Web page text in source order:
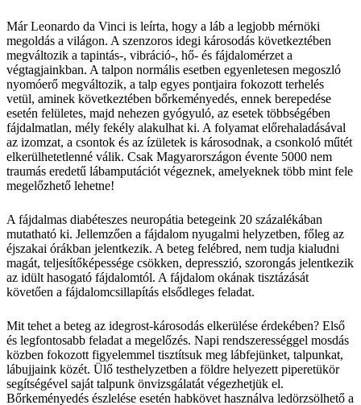
Már Leonardo da Vinci is leírta, hogy a láb a legjobb mérnöki
megoldás a világon. A szenzoros idegi károsodás következtében
megváltozik a tapintás-, vibráció-, hő- és fájdalomérzet a
végtagjainkban. A talpon normális esetben egyenletesen megoszló
nyomóerő megváltozik, a talp egyes pontjaira fokozott terhelés
vetül, aminek következtében bőrkeményedés, ennek berepedése
esetén felületes, majd nehezen gyógyuló, az esetek többségében
fájdalmatlan, mély fekély alakulhat ki. A folyamat előrehaladásával
az izomzat, a csontok és az ízületek is károsodnak, a csonkoló műtét
elkerülhetetlenné válik. Csak Magyarországon évente 5000 nem
traumás eredetű lábamputációt végeznek, amelyeknek több mint fele
megelőzhető lehetne!
A fájdalmas diabéteszes neuropátia betegeink 20 százalékában
mutatható ki. Jellemzően a fájdalom nyugalmi helyzetben, főleg az
éjszakai órákban jelentkezik. A beteg felébred, nem tudja kialudni
magát, teljesítőképessége csökken, depresszió, szorongás jelentkezik
az idült hasogató fájdalomtól. A fájdalom okának tisztázását
követően a fájdalomcsillapítás elsődleges feladat.
Mit tehet a beteg az idegrost-károsodás elkerülése érdekében? Első
és legfontosabb feladat a megelőzés. Napi rendszerességgel mosdás
közben fokozott figyelemmel tisztítsuk meg lábfejünket, talpunkat,
lábujjaink közét. Ülő testhelyzetben a földre helyezett piperetükör
segítségével saját talpunk önvizsgálatát végezhetjük el.
Bőrkeményedés észlelése esetén habkövet használva ledörzsölhető a